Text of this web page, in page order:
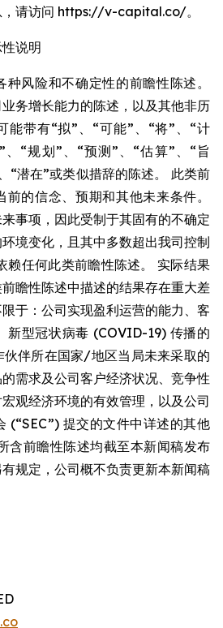
，请访问 https://v-capital.co/。
说明
风险和不确定性的前瞻性陈述。
务增长能力的陈述，以及其他非历
能带有“拟”、“可能”、“将”、“计
、“规划”、“预测”、“估算”、“旨
“潜在”或类似措辞的陈述。 此类前
的信念、预期和其他未来条件。
事项，因此受制于其固有的不确定
境变化，且其中多数超出我司控制
赖任何此类前瞻性陈述。 实际结果
瞻性陈述中描述的结果存在重大差
于：公司实现盈利运营的能力、客
新型冠状病毒 (COVID-19) 传播的
伙伴所在国家/地区当局未来采取的
需求及公司客户经济状况、竞争性
观经济环境的有效管理，以及公司
(“SEC”) 提交的文件中详述的其他
含前瞻性陈述均截至本新闻稿发布
规定，公司概不负责更新本新闻稿